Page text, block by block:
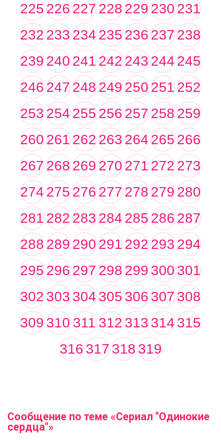
225226227228229230231
232233234235236237238
239240241242243244245
246247248249250251252
253254255256257258259
260261262263264265266
267268269270271272273
274275276277278279280
281282283284285286287
288289290291292293294
295296297298299300301
302303304305306307308
309310311312313314315
316317318319
Сообщение по теме «Сериал "Одинокие
сердца"»